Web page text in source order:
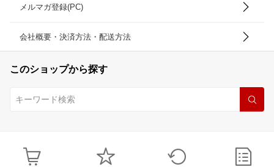
メルマガ登録(PC)
会社概要・決済方法・配送方法
このショップから探す